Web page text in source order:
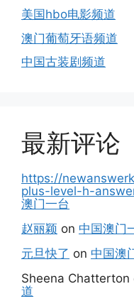
美国hbo电影频道
澳门葡萄牙语频道
中国古装剧频道
最新评论
https://
plus-level-h-
澳门一台
赵丽颖 on 中国澳门
元旦快了 on 中国澳
Sheena Chatterton
道